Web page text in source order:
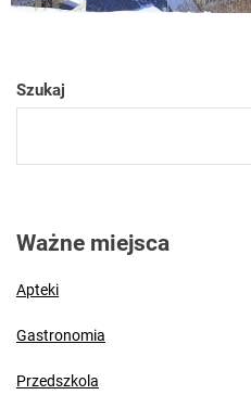
Szukaj
Ważne miejsca
Apteki
Gastronomia
Przedszkola